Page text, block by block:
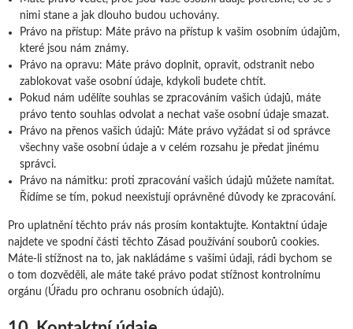
nimi stane a jak dlouho budou uchovány.
Právo na přístup: Máte právo na přístup k vašim osobním údajům,
které jsou nám známy.
Právo na opravu: Máte právo doplnit, opravit, odstranit nebo
zablokovat vaše osobní údaje, kdykoli budete chtít.
Pokud nám udělíte souhlas se zpracováním vašich údajů, máte
právo tento souhlas odvolat a nechat vaše osobní údaje smazat.
Právo na přenos vašich údajů: Máte právo vyžádat si od správce
všechny vaše osobní údaje a v celém rozsahu je předat jinému
správci.
Právo na námitku: proti zpracování vašich údajů můžete namítat.
Řídíme se tím, pokud neexistují oprávněné důvody ke zpracování.
Pro uplatnění těchto práv nás prosím kontaktujte. Kontaktní údaje
najdete ve spodní části těchto Zásad používání souborů cookies.
Máte-li stížnost na to, jak nakládáme s vašimi údaji, rádi bychom se
o tom dozvěděli, ale máte také právo podat stížnost kontrolnímu
orgánu (Úřadu pro ochranu osobních údajů).